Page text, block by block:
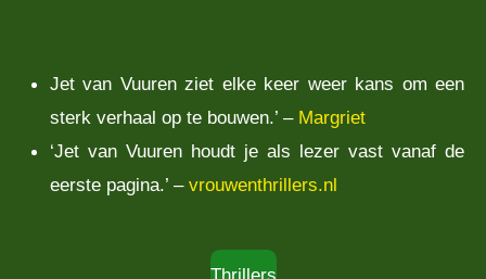
Jet van Vuuren ziet elke keer weer kans om een
sterk verhaal op te bouwen.’ – Margriet
‘Jet van Vuuren houdt je als lezer vast vanaf de
eerste pagina.’ – vrouwenthrillers.nl